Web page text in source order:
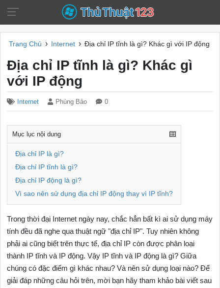
Trang Chủ › Internet › Địa chỉ IP tĩnh là gì? Khác gì với IP động
Địa chỉ IP tĩnh là gì? Khác gì
với IP động
Internet Phùng Bảo 0
Mục lục nội dung
Địa chỉ IP là gì?
Địa chỉ IP tĩnh là gì?
Địa chỉ IP động là gì?
Vì sao nên sử dụng địa chỉ IP động thay vì IP tĩnh?
Trong thời đại Internet ngày nay, chắc hẳn bất kì ai sử dụng máy
tính đều đã nghe qua thuật ngữ "địa chỉ IP". Tuy nhiên không
phải ai cũng biết trên thực tế, địa chỉ IP còn được phân loại
thành IP tĩnh và IP động. Vậy IP tĩnh và IP động là gì? Giữa
chúng có đặc điểm gì khác nhau? Và nên sử dụng loại nào? Để
giải đáp những câu hỏi trên, mời bạn hãy tham khảo bài viết sau